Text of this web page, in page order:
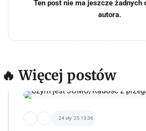
Ten post nie ma jeszcze żadnych
autora.
🔥 Więcej postów
24 sty '25 13:36